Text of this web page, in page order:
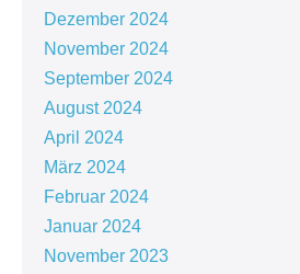
Dezember 2024
November 2024
September 2024
August 2024
April 2024
März 2024
Februar 2024
Januar 2024
November 2023